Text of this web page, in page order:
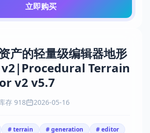
产的轻量级编辑器地形
v2|Procedural Terrain
v2 v5.7
存 918 2026-05-16
# terrain # generation # editor
立即购买